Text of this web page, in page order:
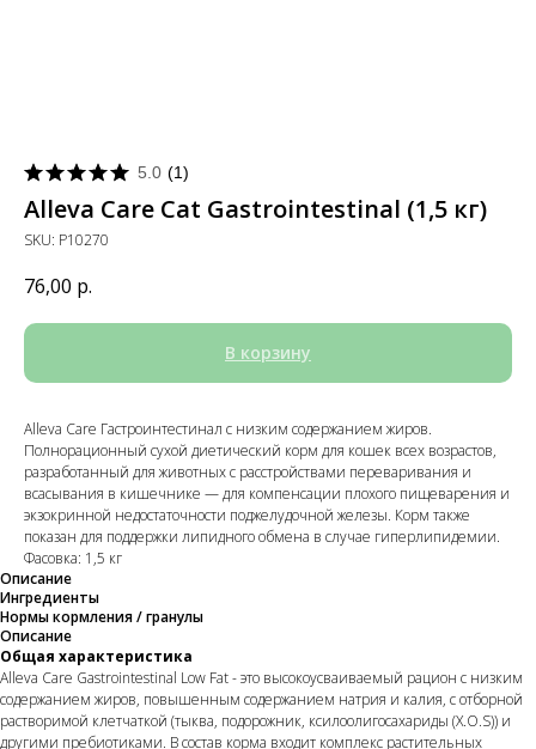
5.0 (1)
Alleva Care Cat Gastrointestinal (1,5 кг)
SKU: P10270
76,00 р.
В корзину
Alleva Care Гастроинтестинал с низким содержанием жиров.
Полнорационный сухой диетический корм для кошек всех возрастов,
разработанный для животных с расстройствами переваривания и
всасывания в кишечнике — для компенсации плохого пищеварения и
экзокринной недостаточности поджелудочной железы. Корм также
показан для поддержки липидного обмена в случае гиперлипидемии.
Фасовка: 1,5 кг
Описание
Ингредиенты
Нормы кормления / гранулы
Описание
Общая характеристика
Alleva Care Gastrointestinal Low Fat - это высокоусваиваемый рацион с низким
содержанием жиров, повышенным содержанием натрия и калия, с отборной
растворимой клетчаткой (тыква, подорожник, ксилоолигосахариды (X.O.S)) и
другими пребиотиками. В состав корма входит комплекс растительных